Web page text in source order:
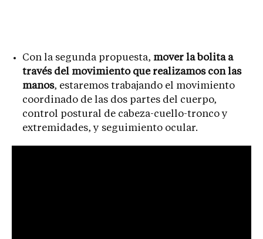
Con la segunda propuesta, mover la bolita a
través del movimiento que realizamos con las
manos, estaremos trabajando el movimiento
coordinado de las dos partes del cuerpo,
control postural de cabeza-cuello-tronco y
extremidades, y seguimiento ocular.